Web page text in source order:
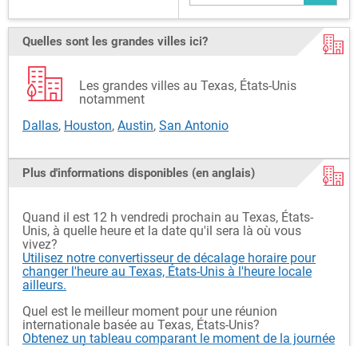
Quelles sont les grandes villes ici?
Les grandes villes au Texas, États-Unis
notamment
Dallas, Houston, Austin, San Antonio
Plus d'informations disponibles (en anglais)
Quand il est 12 h vendredi prochain au Texas, États-
Unis, à quelle heure et la date qu'il sera là où vous
vivez?
Utilisez notre convertisseur de décalage horaire pour
changer l'heure au Texas, États-Unis à l'heure locale
ailleurs.
Quel est le meilleur moment pour une réunion
internationale basée au Texas, États-Unis?
Obtenez un tableau comparant le moment de la journée